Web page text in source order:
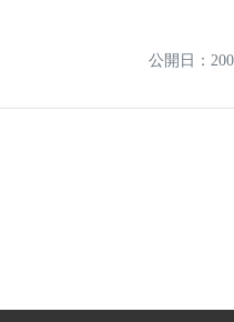
公開日：